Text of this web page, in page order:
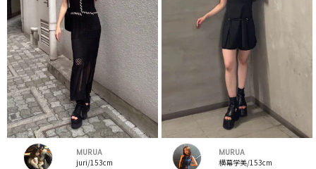
MURUA
juri/153cm
MURUA
横幕学美/153cm